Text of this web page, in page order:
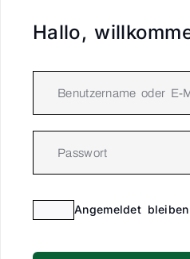
Hallo,
Angemeldet bleiben